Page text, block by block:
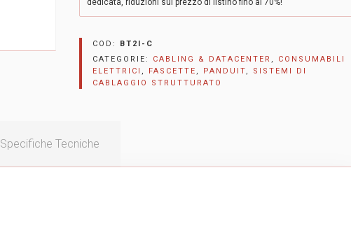
dedicata, riduzioni sul prezzo di listino fino al 70%!
COD: BT2I-C
CATEGORIE: CABLING & DATACENTER , CONSUMABILI
ELETTRICI , FASCETTE , PANDUIT, SISTEMI DI
CABLAGGIO STRUTTURATO
Specifiche Tecniche